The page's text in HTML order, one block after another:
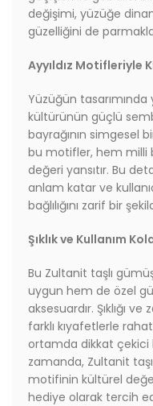
değişimi, yüzüğe
güzelliğini de
Ayyıldız Motifleriyle
Yüzüğün
kültürünün güçlü
bayrağının simgesel
bu motifler, hem milli
değeri yansıtır. Bu
anlam katar ve
bağlılığını zarif bir
Şıklık ve Kullanım
Bu Zultanit taşlı
uygun hem de özel
aksesuardır. Şıklığı
farklı kıyafetlerle
ortamda dikkat çekici
zamanda, Zultanit
motifinin kültürel
hediye olarak tercih